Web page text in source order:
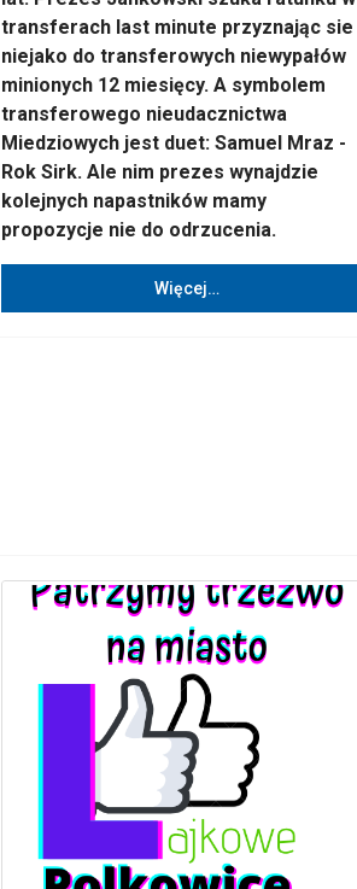
transferach last minute przyznając sie
niejako do transferowych niewypałów
minionych 12 miesięcy. A symbolem
transferowego nieudacznictwa
Miedziowych jest duet: Samuel Mraz -
Rok Sirk. Ale nim prezes wynajdzie
kolejnych napastników mamy
propozycje nie do odrzucenia.
Więcej…